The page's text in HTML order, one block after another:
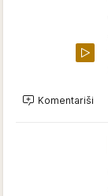
Komentariši